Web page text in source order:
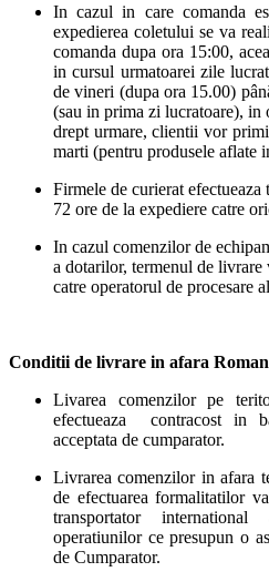
In cazul in care comanda
expedierea coletului se va
comanda dupa ora 15:00,
in cursul urmatoarei zile
de vineri (dupa ora 15.00)
(sau in prima zi lucratoare), in
drept urmare, clientii vor
marti (pentru produsele aflate
Firmele de curierat
72 ore de la expediere catre
In cazul comenzilor de
a dotarilor, termenul de
catre operatorul de procesare
Conditii de livrare in afara
Livarea comenzilor pe
efectueaza contracost in
acceptata de cumparator.
Livrarea comenzilor in afara
de efectuarea formalitatilor
transportator
operatiunilor ce presupun o
de Cumparator.